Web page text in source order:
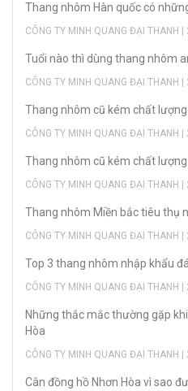
Thang nhôm Hàn quốc có
CÔNG TY MINH QUANG ĐẠI THANH
Tuổi nào thì dùng thang nhôm
CÔNG TY MINH QUANG ĐẠI THANH
Thang nhôm cũ kém chất
CÔNG TY MINH QUANG ĐẠI THANH
Thang nhôm cũ kém chất
CÔNG TY MINH QUANG ĐẠI THANH
Thang nhôm Miền bắc tiêu thụ
CÔNG TY MINH QUANG ĐẠI THANH
Top 3 thang nhôm nhập khẩu
CÔNG TY MINH QUANG ĐẠI THANH
Những thắc mắc thường gặp
Hòa
CÔNG TY MINH QUANG ĐẠI THANH
Cân đồng hồ Nhơn Hòa vì sao